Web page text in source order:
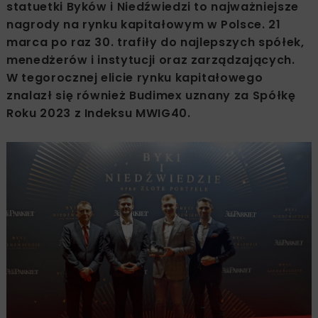
statuetki Byków i Niedźwiedzi to ‎najważniejsze
nagrody na rynku kapitałowym w Polsce. 21
marca po raz 30. trafiły do ‎najlepszych spółek,
menedżerów i instytucji oraz zarządzających.
W tegorocznej elicie ‎rynku kapitałowego
znalazł się również Budimex uznany za Spółkę
Roku 2023 z ‎Indeksu MWIG40.‎